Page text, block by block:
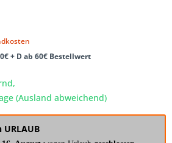
+ D ab 60€ Bestellwert
(Ausland abweichend)